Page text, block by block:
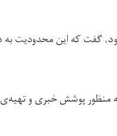
گفت که این محدودیت
منظور پوشش خبری و تهیه‌ی